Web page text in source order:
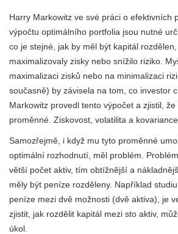
Harry Markowitz ve své práci o efektivních
výpočtu optimálního portfolia jsou nutné
co je stejné, jak by měl být kapitál
maximalizovaly zisky nebo snížilo riziko.
maximalizaci zisků nebo na minimalizaci
současně) by závisela na tom, co investor
Markowitz provedl tento výpočet a zjistil,
proměnné. Ziskovost, volatilita a kovariance
Samozřejmě, i když mu tyto proměnné
optimální rozhodnutí, měl problém.
větší počet aktiv, tím obtížnější a
měly být peníze rozděleny. Například
peníze mezi dvě možnosti (dvě aktiva), je
zjistit, jak rozdělit kapitál mezi sto aktiv,
úkol.